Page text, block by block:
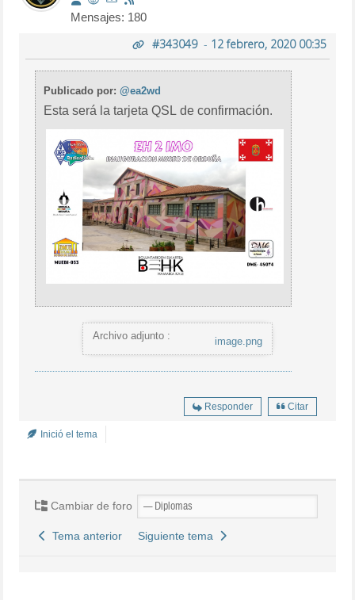
Mensajes: 180
#343049- 12 febrero, 2020 00:35
Publicado por:@ea2wd
Esta será la tarjeta QSL de confirmación.
Archivo adjunto : image.png
Responder Citar
Inició el tema
Cambiar de foro
Tema anterior Siguiente tema